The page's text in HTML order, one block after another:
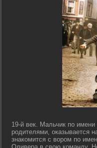
19-й век. Мальчик по
родителями, оказывается
знакомится с вором по